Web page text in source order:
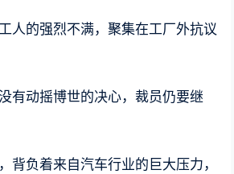
人的强烈不满，聚集在工厂外抗议
有动摇博世的决心，裁员仍要继
背负着来自汽车行业的巨大压力，